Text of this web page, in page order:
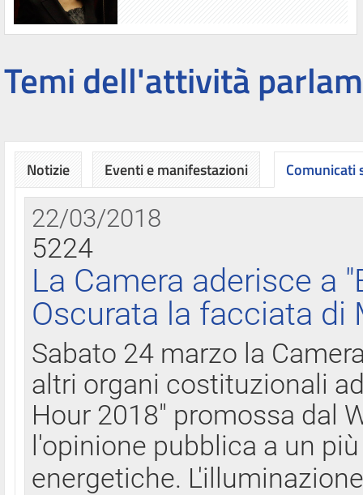
Temi dell'attività
Notizie Eventi e manifestazioni Comunicati
22/03/2018
5224
La Camera aderisce a
Oscurata la facciata di
Sabato 24 marzo la
altri organi costituzionali
Hour 2018" promossa dal
l'opinione pubblica a un
energetiche.